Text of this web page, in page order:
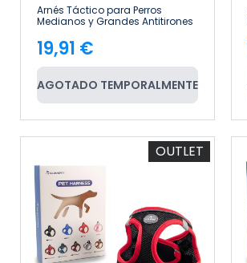
Arnés Táctico para Perros
Medianos y Grandes Antitirones
XL Glückpet
Precio
19,91 €
AGOTADO TEMPORALMENTE
OUTLET